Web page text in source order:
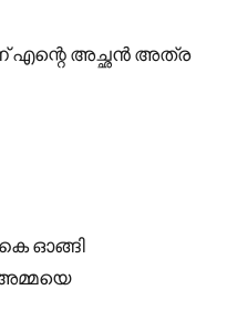
എന്റെ അച്ഛൻ അത്ര
ഓങ്ങി